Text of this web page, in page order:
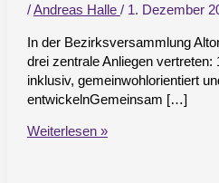
/Andreas Halle / 1. Dezember
In der Bezirksversammlung
drei zentrale Anliegen vertreten:
inklusiv, gemeinwohlorientiert
entwickelnGemeinsam […]
Bezirksversammlung
Weiterlesen »